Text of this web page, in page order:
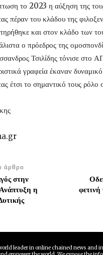
το 2023 η αύξηση της
πέραν του κλάδου της
και στον κλάδο των
ο πρόεδρος της
Τσιλίδης τόνισε στο
γραφεία έκαναν
έτσι το σημαντικό τους ρόλο
άρθρο
στην
η
φετινή
leader in online chained news and